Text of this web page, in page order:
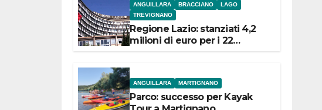
ANGUILLARA BRACCIANO
LAGO
TREVIGNANO
Regione Lazio: stanziati 4,2
milioni di euro per i 22
ANGUILLARA MARTIGNANO
Parco: successo per Kayak